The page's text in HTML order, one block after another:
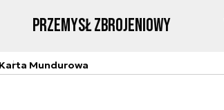
Przemysł Zbrojeniowy
Karta Mundurowa